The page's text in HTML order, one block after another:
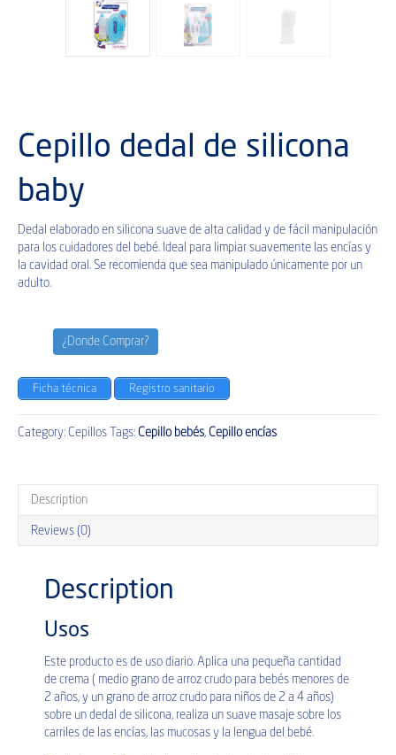
Cepillo dedal de silicona
baby
Dedal elaborado en silicona suave de alta calidad y de fácil manipulación
para los cuidadores del bebé. Ideal para limpiar suavemente las encías y
la cavidad oral. Se recomienda que sea manipulado únicamente por un
adulto.
¿Donde Comprar?
Ficha técnica Registro sanitario
Category: Cepillos Tags: Cepillo bebés, Cepillo encías
Description
Reviews (0)
Description
Usos
Este producto es de uso diario. Aplica una pequeña cantidad
de crema ( medio grano de arroz crudo para bebés menores de
2 años, y un grano de arroz crudo para niños de 2 a 4 años)
sobre un dedal de silicona, realiza un suave masaje sobre los
carriles de las encías, las mucosas y la lengua del bebé.